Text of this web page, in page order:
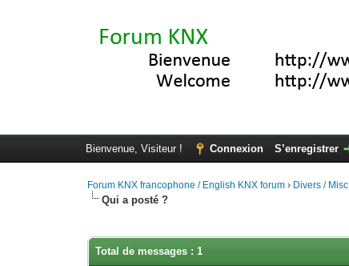
Bienvenue, Visiteur ! Connexion S’enregistrer
Forum KNX francophone / English KNX forum › Divers / Misc
Qui a posté ?
Total de messages : 1